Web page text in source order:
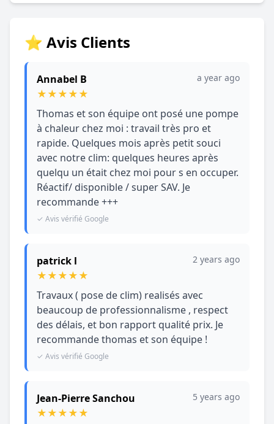
⭐ Avis Clients
Annabel B
★★★★★
a year ago
Thomas et son équipe ont posé une pompe
à chaleur chez moi : travail très pro et
rapide. Quelques mois après petit souci
avec notre clim: quelques heures après
quelqu un était chez moi pour s en occuper.
Réactif/ disponible / super SAV. Je
recommande +++
✓ Avis vérifié Google
patrick l
★★★★★
2 years ago
Travaux ( pose de clim) realisés avec
beaucoup de professionnalisme , respect
des délais, et bon rapport qualité prix. Je
recommande thomas et son équipe !
✓ Avis vérifié Google
Jean-Pierre Sanchou
★★★★★
5 years ago